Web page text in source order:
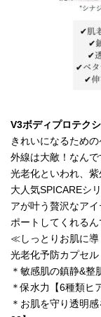
V3ボディプロテク
きれいになるため
外線は大敵！なんで
光老化といわれ、
大人気SPICAREシ
アが叶う贅沢なア
ポートしてくれるん
≪しっとりお肌に
光老化予防カプセル
＊敏感肌の鎮静&整
＊保水力【6種類ヒ
＊お肌を守り透明